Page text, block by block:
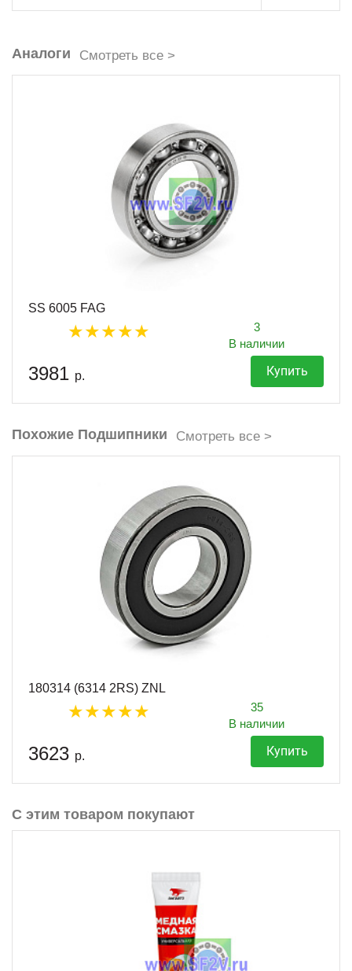
Аналоги Смотреть все >
SS 6005 FAG
3
В наличии
3981 р. Купить
Похожие Подшипники Смотреть все >
180314 (6314 2RS) ZNL
35
В наличии
3623 р. Купить
С этим товаром покупают